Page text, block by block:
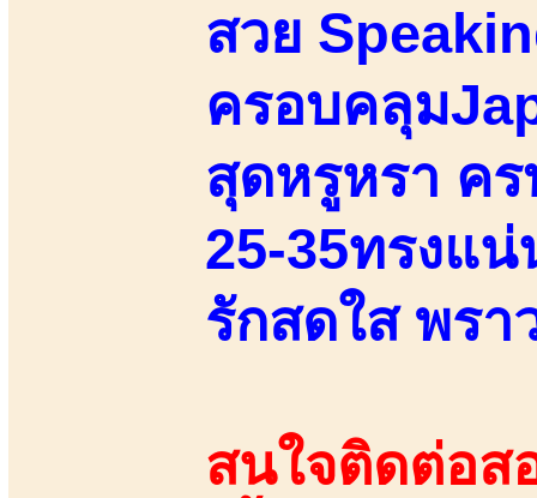
สวย
ครอบคลุม
สุดหรูหรา ค
25-35ทรงแ
รักสดใส พรา
สนใจติดต่อส